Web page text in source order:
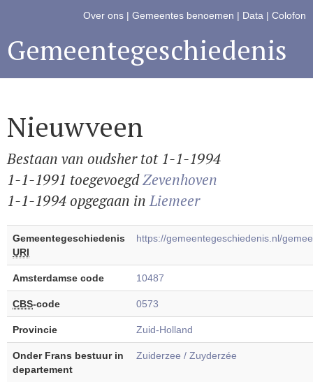
Over ons | Gemeentes benoemen | Data | Colofon
Gemeentegeschiedenis
Nieuwveen
Bestaan van oudsher tot 1-1-1994
1-1-1991 toegevoegdZevenhoven
1-1-1994 opgegaan inLiemeer
Gemeentegeschiedenis
URI
https://gemeentegeschiedenis.nl/
Amsterdamse code 10487
CBS-code 0573
Provincie Zuid-Holland
Onder Frans bestuur in
departement
Zuiderzee / Zuyderzée